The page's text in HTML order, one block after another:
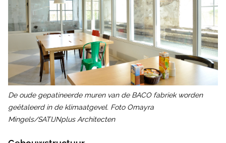
De oude gepatineerde muren van de BACO fabriek worden
geëtaleerd in de klimaatgevel. Foto Omayra
Mingels/SATIJNplus Architecten